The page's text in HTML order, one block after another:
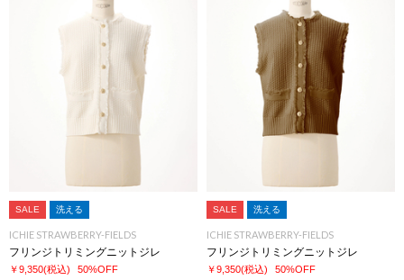
SALE 洗える
ICHIE STRAWBERRY-FIELDS
フリンジトリミングニットジレ
￥9,350(税込) 50%OFF
SALE 洗える
ICHIE STRAWBERRY-FIELDS
フリンジトリミングニットジレ
￥9,350(税込) 50%OFF